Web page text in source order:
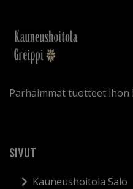
Parhaimmat tuotteet ihon
SIVUT
Kauneushoitola Salo